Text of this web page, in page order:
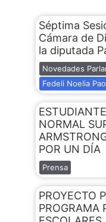
Séptima
Cámara de
la diputada
Novedades
Fedeli Noelia
NORMAL
POR UN DÍA
Prensa
PROYECTO
PROGRAMA